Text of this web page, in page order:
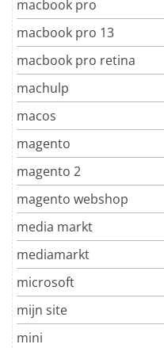
macbook pro
macbook pro 13
macbook pro retina
machulp
macos
magento
magento 2
magento webshop
media markt
mediamarkt
microsoft
mijn site
mini